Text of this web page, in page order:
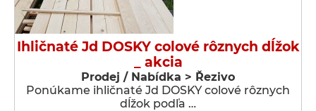
Ihličnaté Jd DOSKY colové rôznych dĺžok
_ akcia
Prodej / Nabídka > Řezivo
Ponúkame ihličnaté Jd DOSKY colové rôznych
dĺžok podľa …